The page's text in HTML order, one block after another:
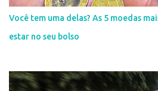
Você tem uma delas? As 5 moedas
estar no seu bolso